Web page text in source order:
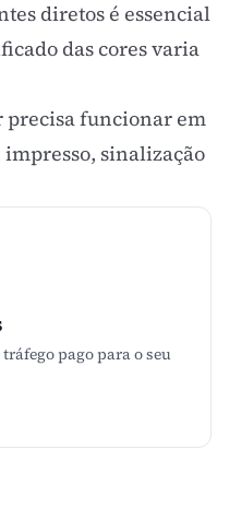
diretos é essencial
das cores varia
precisa funcionar em
impresso, sinalização
pago para o seu